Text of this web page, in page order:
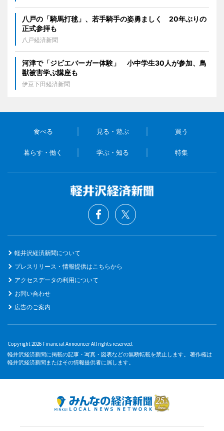
八戸の「騎馬打毬」、若手騎手の姿勇ましく 20年ぶりの
正式参拝も
八戸経済新聞
河津で「ジビエバーガー体験」 小中学生30人が参加、鳥
獣被害学ぶ講座も
伊豆下田経済新聞
食べる 見る・遊ぶ 買う
暮らす・働く 学ぶ・知る 特集
軽井沢経済新聞について
プレスリリース・情報提供はこちらから
アクセスデータの利用について
お問い合わせ
広告のご案内
Copyright 2026 Financial Announcer All rights reserved.
軽井沢経済新聞に掲載の記事・写真・図表などの無断転載を禁止します。 著作権は
軽井沢経済新聞またはその情報提供者に属します。